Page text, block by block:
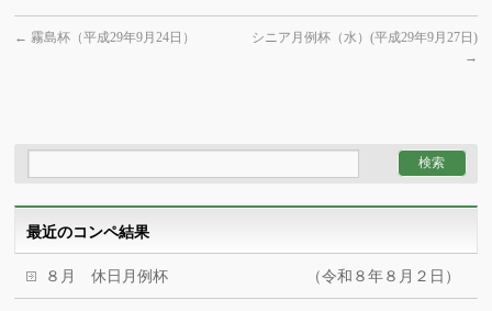
← 霧島杯（平成29年9月24日）
シニア月例杯（水）(平成29年9月27日)
→
最近のコンペ結果
８月 休日月例杯 （令和８年８月２日）